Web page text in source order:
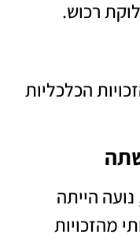
רכוש.
הכלכליות
הייתה
מהזכויות